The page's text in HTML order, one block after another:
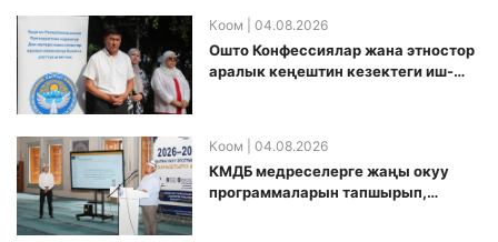
Коом | 04.08.2026
Ошто Конфессиялар жана этностор
аралык кеңештин кезектеги иш-
Коом | 04.08.2026
КМДБ медреселерге жаңы окуу
программаларын тапшырып,